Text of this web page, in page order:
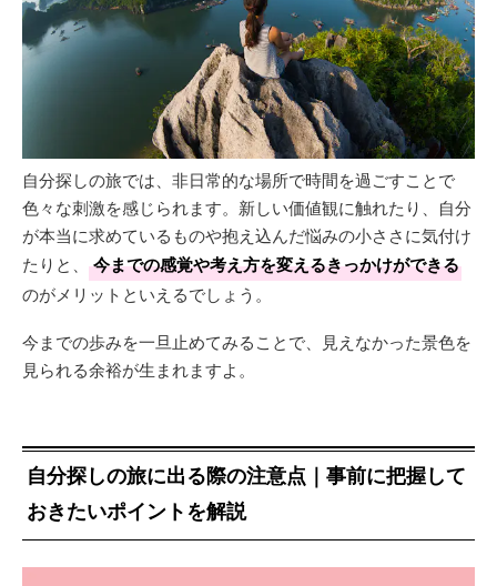
自分探しの旅では、非日常的な場所で時間を過ごすことで
色々な刺激を感じられます。新しい価値観に触れたり、自分
が本当に求めているものや抱え込んだ悩みの小ささに気付け
たりと、
今までの感覚や考え方を変えるきっかけができる
のがメリットといえるでしょう。
今までの歩みを一旦止めてみることで、見えなかった景色を
見られる余裕が生まれますよ。
自分探しの旅に出る際の注意点｜事前に把握して
おきたいポイントを解説